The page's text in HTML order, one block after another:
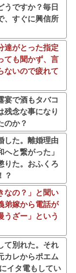
うですか？毎日
、すぐに興信所
達がとった指定
ても聞かず、言
ないので疲れて
宴で酒もタバコ
残念な事になり
のか？
した。離婚理由
と繋がった」
りた。おふくろ
？
なの？」と聞い
弟嫁から電話が
うざー」という
て別れた。それ
カレからポエム
イタ電もしてい